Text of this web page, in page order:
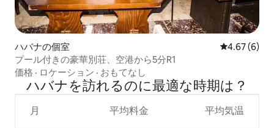
ハバナの個室 レビュー6
4.67 (6)
プール付きの豪華別荘、空港から5分R1
価格 · ロケーション · おもてなし
ハバナを訪⁠れ⁠るの⁠に最⁠適⁠な時⁠期⁠は⁠？
月 平均料金 平均気温